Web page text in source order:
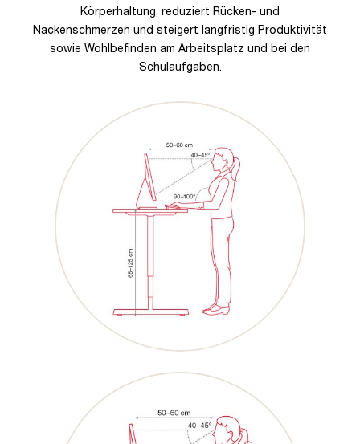
Körperhaltung, reduziert Rücken- und
Nackenschmerzen und steigert langfristig Produktivität
sowie Wohlbefinden am Arbeitsplatz und bei den
Schulaufgaben.